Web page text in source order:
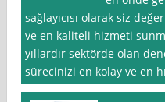
sağlayıcısı olarak siz
ve en kaliteli hizmeti
yıllardır sektörde olan
sürecinizi en kolay ve en